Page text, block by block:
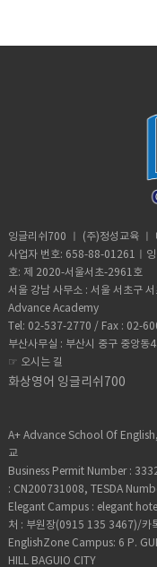
잉글리쉬700 ㅣ (주)정성교육 ㅣ
사업자 번호: 658-88-01261ㅣ잉
호: 제 2020-서울서초-2961호
서울 강남 사무소 : 서울 서초구
Advance Academy
Tel: 02-537-2770 / Fax : 02-
부산사무실 : 부산시 중구 중앙
☞ 오시는 길
화상영어 잉글리쉬700
A+ Advance School Of
교
Business Permit Number :
: CN200731008, TESDA
Elegant Campus : elegant
처 : 부원장(0915 135 3467)/카
EnglishZone Campus: 6 P.
HILL BAGUIO CITY